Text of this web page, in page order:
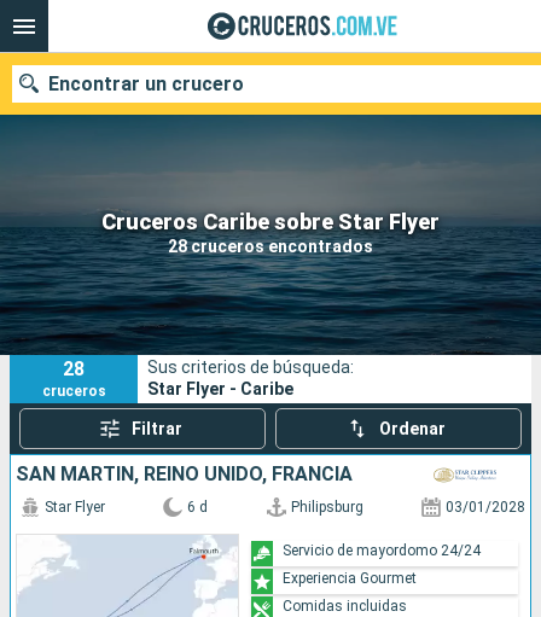
Cruceros Caribe sobre Star Flyer
28 cruceros encontrados
Encontrar un crucero
Nuestros destinos
Fecha de salida
Puertos Compañías
28
cruceros
Sus criterios de búsqueda:
Star Flyer - Caribe
Filtrar Ordenar
SAN MARTÍN, REINO UNIDO, FRANCIA
Star Flyer 6 d Philipsburg 03/01/2028
Servicio de mayordomo 24/24
Experiencia Gourmet
Comidas incluidas